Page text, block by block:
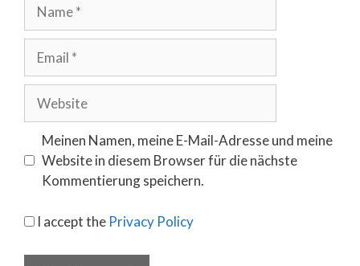
Meinen Namen, meine E-Mail-Adresse und meine
Website in diesem Browser für die nächste
Kommentierung speichern.
I accept the Privacy Policy